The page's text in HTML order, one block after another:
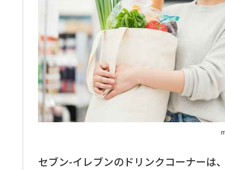
セブン-イレブンのドリンクコーナーは